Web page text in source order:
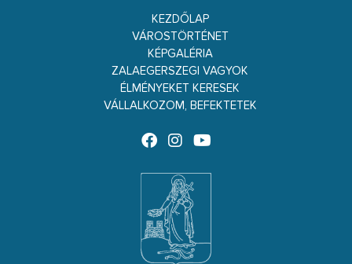
KEZDŐLAP
VÁROSTÖRTÉNET
KÉPGALÉRIA
ZALAEGERSZEGI VAGYOK
ÉLMÉNYEKET KERESEK
VÁLLALKOZOM, BEFEKTETEK